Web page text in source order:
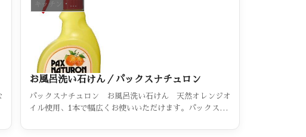
キッチン・おそうじ・お洗濯（カテゴリー一覧）
お風呂洗い石けん／パックスナチュロン
パックスナチュロン お風呂洗い石けん 天然オレンジオ
イル使用、1本で幅広くお使いいただけます。パックスナ